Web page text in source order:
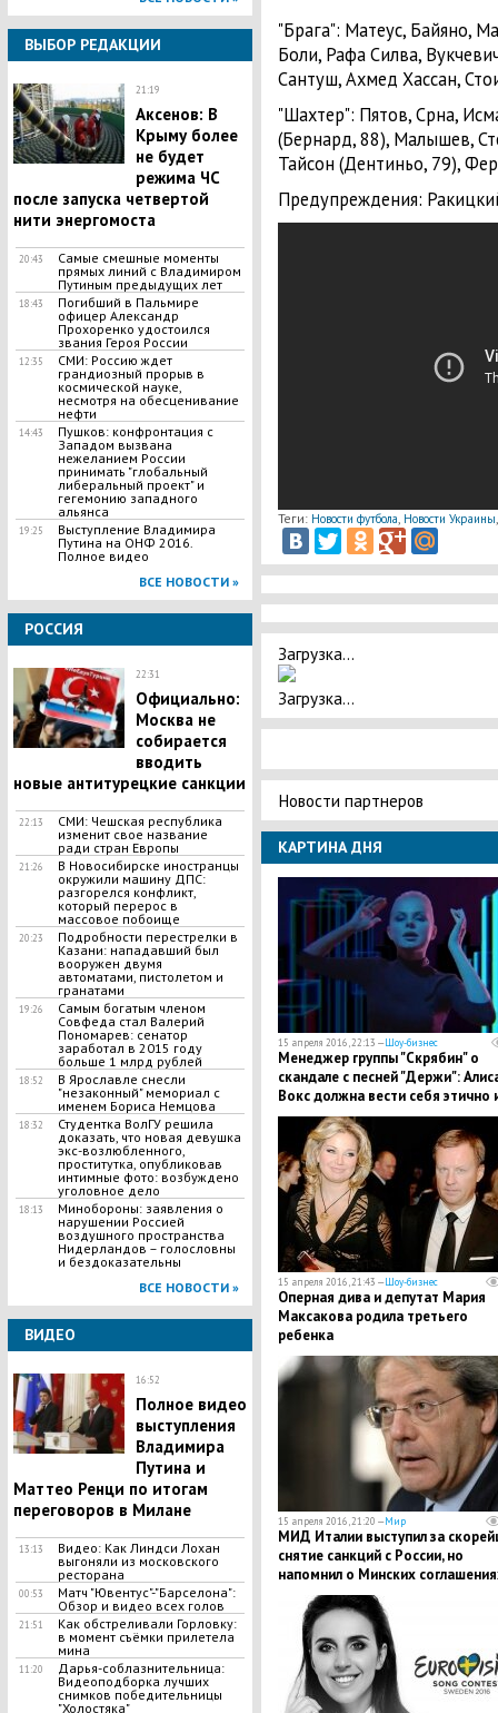
ВЫБОР РЕДАКЦИИ
21:19
Аксенов: В
Крыму более
не будет
режима ЧС
после запуска четвертой
нити энергомоста
20:43
Самые смешные моменты
прямых линий с Владимиром
Путиным предыдущих лет
18:43
Погибший в Пальмире
офицер Александр
Прохоренко удостоился
звания Героя России
12:35
СМИ: Россию ждет
грандиозный прорыв в
космической науке,
несмотря на обесценивание
нефти
14:43
Пушков: конфронтация с
Западом вызвана
нежеланием России
принимать "глобальный
либеральный проект" и
гегемонию западного
альянса
19:25
Выступление Владимира
Путина на ОНФ 2016.
Полное видео
ВСЕ НОВОСТИ »
РОССИЯ
22:31
Официально:
Москва не
собирается
вводить
новые антитурецкие санкции
22:13
СМИ: Чешская республика
изменит свое название
ради стран Европы
21:26
В Новосибирске иностранцы
окружили машину ДПС:
разгорелся конфликт,
который перерос в
массовое побоище
20:23
Подробности перестрелки в
Казани: нападавший был
вооружен двумя
автоматами, пистолетом и
гранатами
19:26
Самым богатым членом
Совфеда стал Валерий
Пономарев: сенатор
заработал в 2015 году
больше 1 млрд рублей
18:52
В Ярославле снесли
"незаконный" мемориал с
именем Бориса Немцова
18:32
Студентка ВолГУ решила
доказать, что новая девушка
экс-возлюбленного,
проститутка, опубликовав
интимные фото: возбуждено
уголовное дело
18:13
Минобороны: заявления о
нарушении Россией
воздушного пространства
Нидерландов – голословны
и бездоказательны
ВСЕ НОВОСТИ »
ВИДЕО
16:52
Полное видео
выступления
Владимира
Путина и
Маттео Ренци по итогам
переговоров в Милане
13:13
Видео: Как Линдси Лохан
выгоняли из московского
ресторана
00:53
Матч "Ювентус"-"Барселона":
Обзор и видео всех голов
21:51
Как обстреливали Горловку:
в момент съёмки прилетела
мина
11:20
Дарья-соблазнительница:
Видеоподборка лучших
снимков победительницы
"Холостяка"
"Брага": Матеус, Байяно,
Боли, Рафа Силва,
Сантуш, Ахмед Хассан,
"Шахтер": Пятов, Срна,
(Бернард, 88), Малышев,
Тайсон (Дентиньо, 79),
Предупреждения:
Теги: Новости футбола, Новости Украины
Загрузка...
Загрузка...
Новости партнеров
КАРТИНА ДНЯ
15 апреля 2016, 22:13 —Шоу-бизнес
Менеджер группы "Скрябин" о
скандале с песней "Держи":
Вокс должна вести себя этично
выплатить роялти
15 апреля 2016, 21:43 —Шоу-бизнес
Оперная дива и депутат Мария
Максакова родила третьего
ребенка
15 апреля 2016, 21:20 —Мир
МИД Италии выступил за
снятие санкций с России, но
напомнил о Минских